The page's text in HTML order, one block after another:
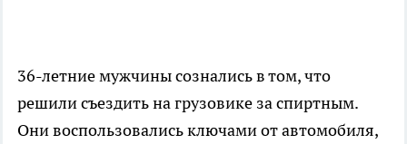
36-летние мужчины сознались в том, что
решили съездить на грузовике за спиртным.
Они воспользовались ключами от автомобиля,